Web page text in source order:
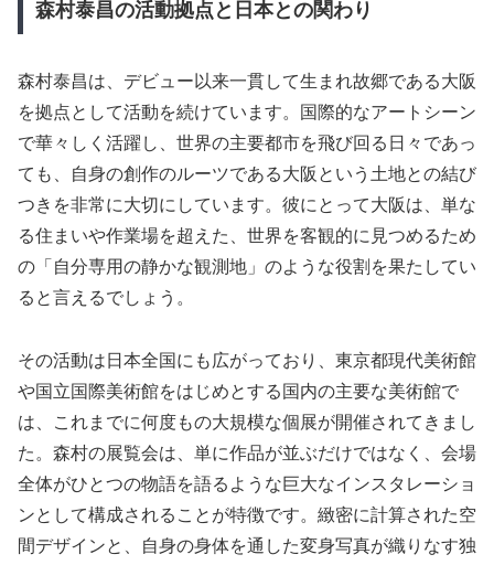
森村泰昌の活動拠点と日本との関わり
森村泰昌は、デビュー以来一貫して生まれ故郷である大阪
を拠点として活動を続けています。国際的なアートシーン
で華々しく活躍し、世界の主要都市を飛び回る日々であっ
ても、自身の創作のルーツである大阪という土地との結び
つきを非常に大切にしています。彼にとって大阪は、単な
る住まいや作業場を超えた、世界を客観的に見つめるため
の「自分専用の静かな観測地」のような役割を果たしてい
ると言えるでしょう。
その活動は日本全国にも広がっており、東京都現代美術館
や国立国際美術館をはじめとする国内の主要な美術館で
は、これまでに何度もの大規模な個展が開催されてきまし
た。森村の展覧会は、単に作品が並ぶだけではなく、会場
全体がひとつの物語を語るような巨大なインスタレーショ
ンとして構成されることが特徴です。緻密に計算された空
間デザインと、自身の身体を通した変身写真が織りなす独